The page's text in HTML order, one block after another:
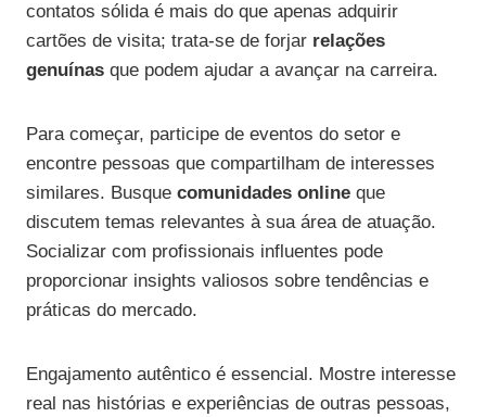
contatos sólida é mais do que apenas adquirir
cartões de visita; trata-se de forjar relações
genuínas que podem ajudar a avançar na carreira.
Para começar, participe de eventos do setor e
encontre pessoas que compartilham de interesses
similares. Busque comunidades online que
discutem temas relevantes à sua área de atuação.
Socializar com profissionais influentes pode
proporcionar insights valiosos sobre tendências e
práticas do mercado.
Engajamento autêntico é essencial. Mostre interesse
real nas histórias e experiências de outras pessoas,